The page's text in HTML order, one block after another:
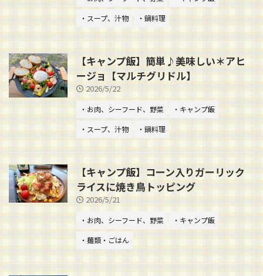
・スープ、汁物
・鍋料理
【キャンプ飯】簡単♪美味しい＊アヒ
ージョ【マルチグリドル】
2026/5/22
・お肉、シーフード、野菜
・キャンプ飯
・スープ、汁物
・鍋料理
【キャンプ飯】コーン入りガーリック
ライスに焼き鳥トッピング
2026/5/21
・お肉、シーフード、野菜
・キャンプ飯
・麺類・ごはん